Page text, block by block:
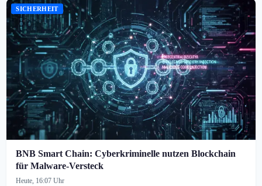
SICHERHEIT
BNB Smart Chain: Cyberkriminelle nutzen Blockchain
für Malware-Versteck
Heute, 16:07 Uhr